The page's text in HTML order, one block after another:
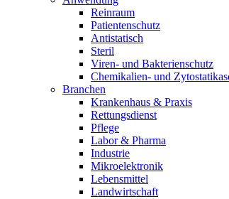
Reinraum
Patientenschutz
Antistatisch
Steril
Viren- und Bakterienschutz
Chemikalien- und
Branchen
Krankenhaus & Praxis
Rettungsdienst
Pflege
Labor & Pharma
Industrie
Mikroelektronik
Lebensmittel
Landwirtschaft